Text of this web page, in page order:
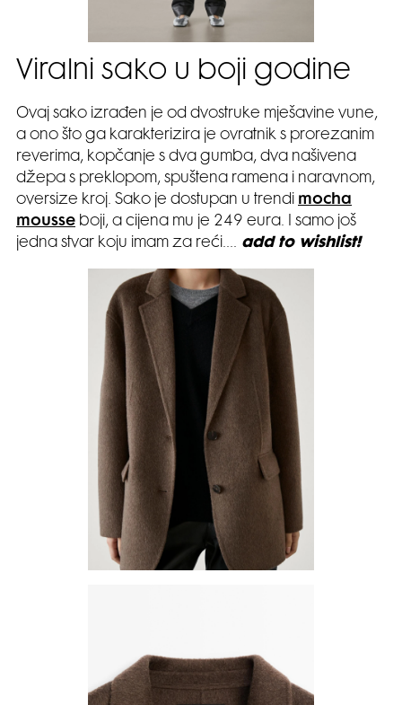
Viralni sako u boji godine
Ovaj sako izrađen je od dvostruke mješavine vune,
a ono što ga karakterizira je ovratnik s prorezanim
reverima, kopčanje s dva gumba, dva našivena
džepa s preklopom, spuštena ramena i naravnom,
oversize kroj. Sako je dostupan u trendi mocha
mousse boji, a cijena mu je 249 eura. I samo još
jedna stvar koju imam za reći…. add to wishlist!